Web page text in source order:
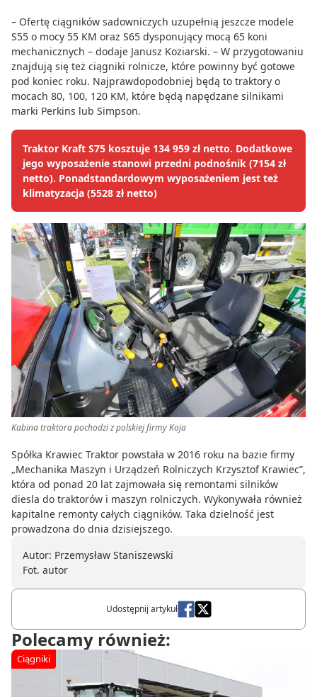
– Ofertę ciągników sadowniczych uzupełnią jeszcze modele
S55 o mocy 55 KM oraz S65 dysponujący mocą 65 koni
mechanicznych – dodaje Janusz Koziarski. – W przygotowaniu
znajdują się też ciągniki rolnicze, które powinny być gotowe
pod koniec roku. Najprawdopodobniej będą to traktory o
mocach 80, 100, 120 KM, które będą napędzane silnikami
marki Perkins lub Simpson.
Traktor Kraft S75 kosztuje 134 959 zł netto. Dodatkowe
jego wyposażenie stanowi przedni podnośnik (7154 zł
netto). Ponadstandardowym wyposażeniem jest też
klimatyzacja (5528 zł netto)
Kabina traktora pochodzi z polskiej firmy Koja
Spółka Krawiec Traktor powstała w 2016 roku na bazie firmy
„Mechanika Maszyn i Urządzeń Rolniczych Krzysztof Krawiec”,
która od ponad 20 lat zajmowała się remontami silników
diesla do traktorów i maszyn rolniczych. Wykonywała również
kapitalne remonty całych ciągników. Taka dzielność jest
prowadzona do dnia dzisiejszego.
Autor: Przemysław Staniszewski
Fot. autor
Udostępnij artykuł
Polecamy również:
Ciągniki